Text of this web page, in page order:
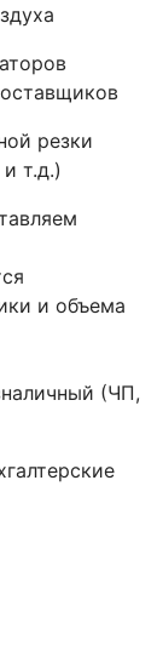
резки
т.д.)
и объема
(ЧП,